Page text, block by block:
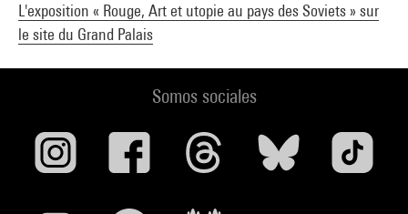
L'exposition « Rouge, Art et utopie au pays des Soviets » sur
le site du Grand Palais
Somos sociales